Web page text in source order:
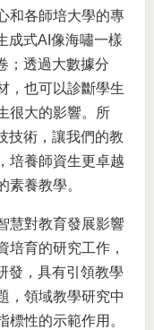
和各師培大學的專
成式AI像海嘯一樣
；透過大數據分
，也可以診斷學生
很大的影響。所
技術，讓我們的教
培養師資生更卓越
素養教學。
慧對教育發展影響
培育的研究工作，
發，具有引領教學
，領域教學研究中
性的示範作用。